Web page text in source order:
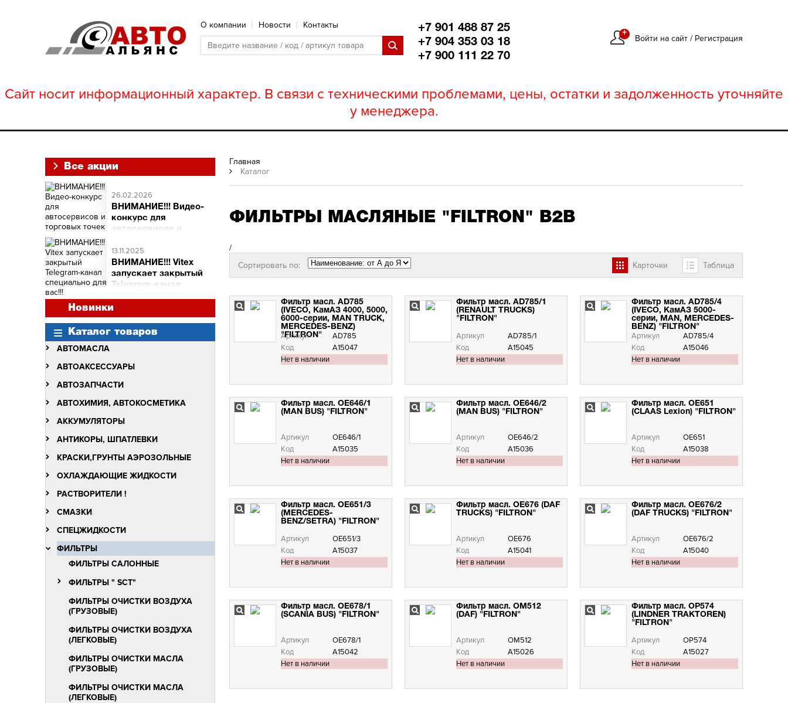
О компании Новости Контакты
+7 901 488 87 25
+7 904 353 03 18
+7 900 111 22 70
+
Войти на сайт / Регистрация
Сайт носит информационный характер. В связи с техническими проблемами, цены, остатки и задолженность уточняйте
у менеджера.
Все акции
26.02.2026
ВНИМАНИЕ!!! Видео-
конкурс для
автосервисов и
ВНИМАНИЕ!!! Видео-
конкурс для автосервисов
и торговых точек
Сними видео с Vitex -
Quantum Molibden
13.11.2025
ВНИМАНИЕ!!! Vitex
запускает закрытый
Telegram-канал
ВНИМАНИЕ!!!
Telegram-канал
специально для вас!!!
Новинки
Каталог товаров
АВТОМАСЛА
АВТОАКСЕССУАРЫ
АВТОЗАПЧАСТИ
АВТОХИМИЯ, АВТОКОСМЕТИКА
АККУМУЛЯТОРЫ
АНТИКОРЫ, ШПАТЛЕВКИ
КРАСКИ,ГРУНТЫ АЭРОЗОЛЬНЫЕ
ОХЛАЖДАЮЩИЕ ЖИДКОСТИ
РАСТВОРИТЕЛИ !
СМАЗКИ
СПЕЦЖИДКОСТИ
ФИЛЬТРЫ
ФИЛЬТРЫ САЛОННЫЕ
ФИЛЬТРЫ " SCT"
ФИЛЬТРЫ ОЧИСТКИ ВОЗДУХА
(ГРУЗОВЫЕ)
ФИЛЬТРЫ ОЧИСТКИ ВОЗДУХА
(ЛЕГКОВЫЕ)
ФИЛЬТРЫ ОЧИСТКИ МАСЛА
(ГРУЗОВЫЕ)
ФИЛЬТРЫ ОЧИСТКИ МАСЛА
(ЛЕГКОВЫЕ)
Главная
Каталог
ФИЛЬТРЫ МАСЛЯНЫЕ "FILTRON" В2В
/
Сортировать по:
Карточки Таблица
Фильтр масл. AD785
(IVECO, КамАЗ 4000, 5000,
6000-серии, MAN TRUCK,
MERCEDES-BENZ)
"FILTRON"
Артикул
AD785
Код
А15047
Нет в наличии
Фильтр масл. AD785/1
(RENAULT TRUCKS)
"FILTRON"
Артикул
AD785/1
Код
А15045
Нет в наличии
Фильтр масл. AD785/4
(IVECO, КамАЗ 5000-
серии, MAN, MERCEDES-
BENZ) "FILTRON"
Артикул
AD785/4
Код
А15046
Нет в наличии
Фильтр масл. OE646/1
(MAN BUS) "FILTRON"
Артикул
OE646/1
Код
А15035
Нет в наличии
Фильтр масл. OE646/2
(MAN BUS) "FILTRON"
Артикул
OE646/2
Код
А15036
Нет в наличии
Фильтр масл. OE651
(CLAAS Lexion) "FILTRON"
Артикул
OE651
Код
А15038
Нет в наличии
Фильтр масл. OE651/3
(MERCEDES-
BENZ/SETRA) "FILTRON"
Артикул
OE651/3
Код
А15037
Нет в наличии
Фильтр масл. OE676 (DAF
TRUCKS) "FILTRON"
Артикул
OE676
Код
А15041
Нет в наличии
Фильтр масл. OE676/2
(DAF TRUCKS) "FILTRON"
Артикул
OE676/2
Код
А15040
Нет в наличии
Фильтр масл. OE678/1
(SCANIA BUS) "FILTRON"
Артикул
OE678/1
Код
А15042
Нет в наличии
Фильтр масл. OM512
(DAF) "FILTRON"
Артикул
OM512
Код
А15026
Нет в наличии
Фильтр масл. OP574
(LINDNER TRAKTOREN)
"FILTRON"
Артикул
OP574
Код
А15027
Нет в наличии